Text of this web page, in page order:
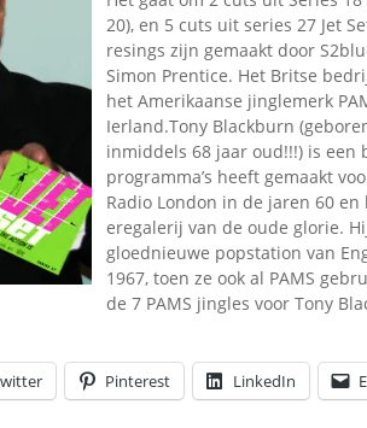
20), en 5 cuts uit series 27 Jet
resings zijn gemaakt door
Simon Prentice. Het Britse
het Amerikaanse jinglemerk
Ierland.Tony Blackburn
inmiddels 68 jaar oud!!!) is een
programma’s heeft gemaakt
Radio London in de jaren 60
eregalerij van de oude glorie.
gloednieuwe popstation van
1967, toen ze ook al PAMS
de 7 PAMS jingles voor Tony
Pinterest LinkedIn